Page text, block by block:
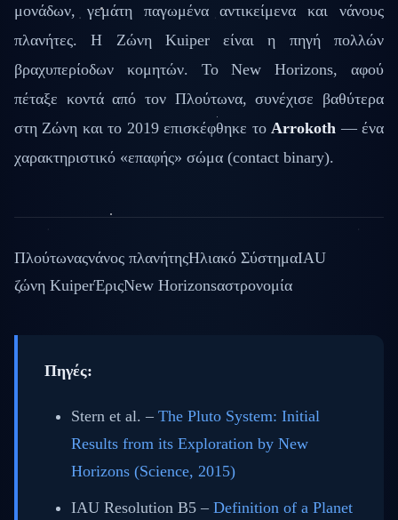
μονάδων, γεμάτη παγωμένα αντικείμενα και νάνους
πλανήτες. Η Ζώνη Kuiper είναι η πηγή πολλών
βραχυπερίοδων κομητών. Το New Horizons, αφού
πέταξε κοντά από τον Πλούτωνα, συνέχισε βαθύτερα
στη Ζώνη και το 2019 επισκέφθηκε το Arrokoth — ένα
χαρακτηριστικό «επαφής» σώμα (contact binary).
Πλούτωναςνάνος πλανήτηςΗλιακό ΣύστημαIAU
ζώνη KuiperΈριςNew Horizonsαστρονομία
Πηγές:
Stern et al. – The Pluto System: Initial
Results from its Exploration by New
Horizons (Science, 2015)
IAU Resolution B5 – Definition of a Planet